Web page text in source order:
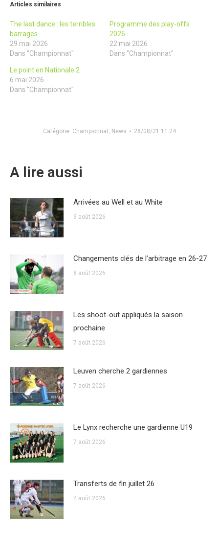
Articles similaires
The last dance : les terribles
barrages
29 mai 2026
Dans "Championnat"
Programme des play-offs
2026
22 mai 2026
Dans "Championnat"
Le point en Nationale 2
6 mai 2026
Dans "Championnat"
Catégorie Championnat, News 28/08/21 11:24
A lire aussi
Arrivées au Well et au White
9 août 2026
Changements clés de l’arbitrage en 26-27
8 août 2026
Les shoot-out appliqués la saison
prochaine
7 août 2026
Leuven cherche 2 gardiennes
7 août 2026
Le Lynx recherche une gardienne U19
7 août 2026
Transferts de fin juillet 26
4 août 2026